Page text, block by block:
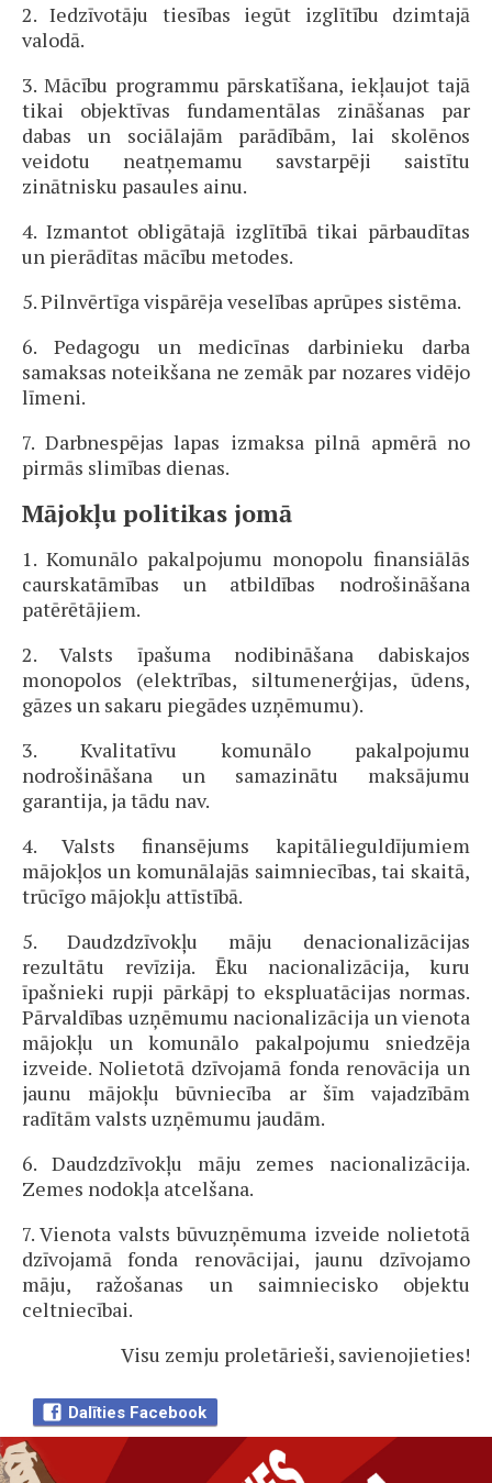
2. Iedzīvotāju tiesības iegūt izglītību dzimtajā
valodā.
3. Mācību programmu pārskatīšana, iekļaujot tajā
tikai objektīvas fundamentālas zināšanas par
dabas un sociālajām parādībām, lai skolēnos
veidotu neatņemamu savstarpēji saistītu
zinātnisku pasaules ainu.
4. Izmantot obligātajā izglītībā tikai pārbaudītas
un pierādītas mācību metodes.
5. Pilnvērtīga vispārēja veselības aprūpes sistēma.
6. Pedagogu un medicīnas darbinieku darba
samaksas noteikšana ne zemāk par nozares vidējo
līmeni.
7. Darbnespējas lapas izmaksa pilnā apmērā no
pirmās slimības dienas.
Mājokļu politikas jomā
1. Komunālo pakalpojumu monopolu finansiālās
caurskatāmības un atbildības nodrošināšana
patērētājiem.
2. Valsts īpašuma nodibināšana dabiskajos
monopolos (elektrības, siltumenerģijas, ūdens,
gāzes un sakaru piegādes uzņēmumu).
3. Kvalitatīvu komunālo pakalpojumu
nodrošināšana un samazinātu maksājumu
garantija, ja tādu nav.
4. Valsts finansējums kapitālieguldījumiem
mājokļos un komunālajās saimniecības, tai skaitā,
trūcīgo mājokļu attīstībā.
5. Daudzdzīvokļu māju denacionalizācijas
rezultātu revīzija. Ēku nacionalizācija, kuru
īpašnieki rupji pārkāpj to ekspluatācijas normas.
Pārvaldības uzņēmumu nacionalizācija un vienota
mājokļu un komunālo pakalpojumu sniedzēja
izveide. Nolietotā dzīvojamā fonda renovācija un
jaunu mājokļu būvniecība ar šīm vajadzībām
radītām valsts uzņēmumu jaudām.
6. Daudzdzīvokļu māju zemes nacionalizācija.
Zemes nodokļa atcelšana.
7. Vienota valsts būvuzņēmuma izveide nolietotā
dzīvojamā fonda renovācijai, jaunu dzīvojamo
māju, ražošanas un saimniecisko objektu
celtniecībai.
Visu zemju proletārieši, savienojieties!
Dalīties Facebook